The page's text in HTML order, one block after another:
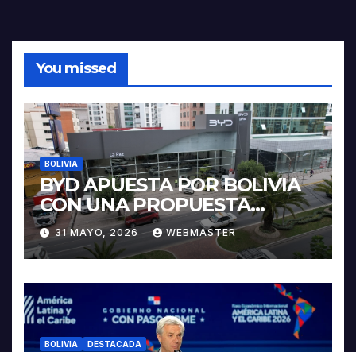
You missed
BOLIVIA
BYD APUESTA POR BOLIVIA
CON UNA PROPUESTA
INTEGRAL PARA IMPULSAR
LA ELECTROMOVILIDAD Y LA
INDUSTRIALIZACIÓN DEL
LITIO
31 MAYO, 2026 WEBMASTER
BOLIVIA DESTACADA